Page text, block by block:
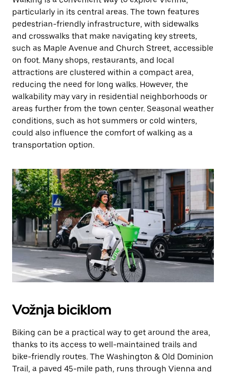
particularly in its central areas. The town features
pedestrian-friendly infrastructure, with sidewalks
and crosswalks that make navigating key streets,
such as Maple Avenue and Church Street, accessible
on foot. Many shops, restaurants, and local
attractions are clustered within a compact area,
reducing the need for long walks. However, the
walkability may vary in residential neighborhoods or
areas further from the town center. Seasonal weather
conditions, such as hot summers or cold winters,
could also influence the comfort of walking as a
transportation option.
Vožnja biciklom
Biking can be a practical way to get around the area,
thanks to its access to well-maintained trails and
bike-friendly routes. The Washington & Old Dominion
Trail, a paved 45-mile path, runs through Vienna and